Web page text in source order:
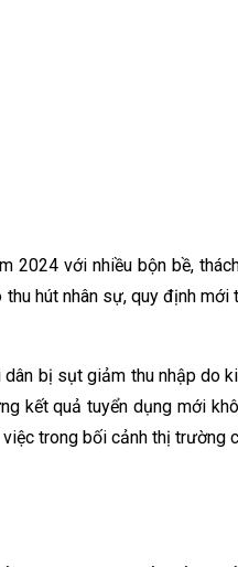
2024 với nhiều bộn bề,
hút nhân sự, quy định
bị sụt giảm thu nhập do
kết quả tuyển dụng mới
trong bối cảnh thị trường